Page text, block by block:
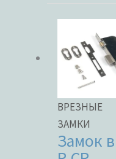
ВРЕЗНЫЕ
ЗАМКИ
Замок